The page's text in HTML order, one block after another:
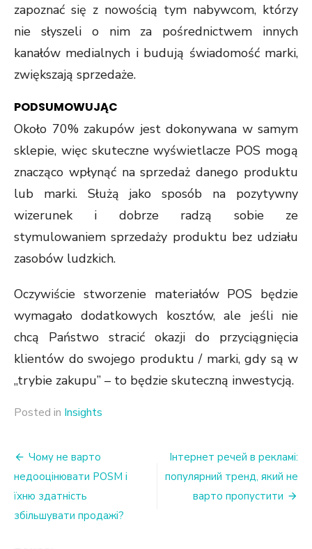
zapoznać się z nowością tym nabywcom, którzy
nie słyszeli o nim za pośrednictwem innych
kanałów medialnych i budują świadomość marki,
zwiększają sprzedaże.
PODSUMOWUJĄC
Około 70% zakupów jest dokonywana w samym
sklepie, więc skuteczne wyświetlacze POS mogą
znacząco wpłynąć na sprzedaż danego produktu
lub marki. Służą jako sposób na pozytywny
wizerunek i dobrze radzą sobie ze
stymulowaniem sprzedaży produktu bez udziału
zasobów ludzkich.
Oczywiście stworzenie materiałów POS będzie
wymagało dodatkowych kosztów, ale jeśli nie
chcą Państwo stracić okazji do przyciągnięcia
klientów do swojego produktu / marki, gdy są w
„trybie zakupu” – to będzie skuteczną inwestycją.
Posted in Insights
Nawigacja
wpisu
Чому не варто
недооцінювати POSM і
їхню здатність
збільшувати продажі?
Інтернет речей в рекламі:
популярний тренд, який не
варто пропустити